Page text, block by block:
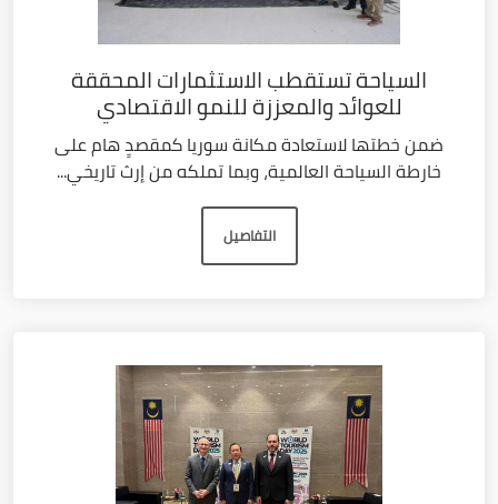
السياحة تستقطب الاستثمارات المحققة
للعوائد والمعززة للنمو الاقتصادي
ضمن خطتها لاستعادة مكانة سوريا كمقصدٍ هام على
خارطة السياحة العالمية، وبما تملكه من إرث تاريخي...
التفاصيل